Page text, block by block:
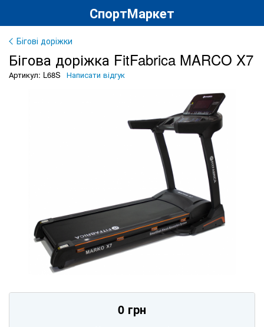
СпортМаркет
Бігові доріжки
Бігова доріжка FitFabrica MARCO X7
Артикул: L68S Написати відгук
0 грн